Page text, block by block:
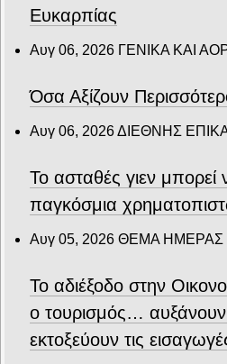
Ευκαρπίας
Αυγ 06, 2026 ΓΕΝΙΚΑ ΚΑΙ
Όσα Αξίζουν
Αυγ 06, 2026ΔΙΕΘΝΗΣ
Το ασταθές γιεν μπορεί
παγκόσμια
Αυγ 05, 2026 ΘΕΜΑ ΗΜΕΡΑΣ
Το αδιέξοδο στην
ο τουρισμός… αυξάνουν
εκτοξεύουν τις